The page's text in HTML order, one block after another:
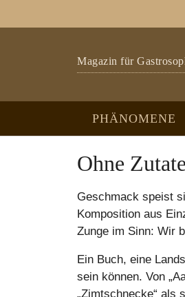
Magazin für
PHÄNOMENE
Ohne
Geschmack speist
Komposition aus
Zunge im Sinn: Wir
Ein Buch, eine
sein können. Von
„Zimtschnecke“ als